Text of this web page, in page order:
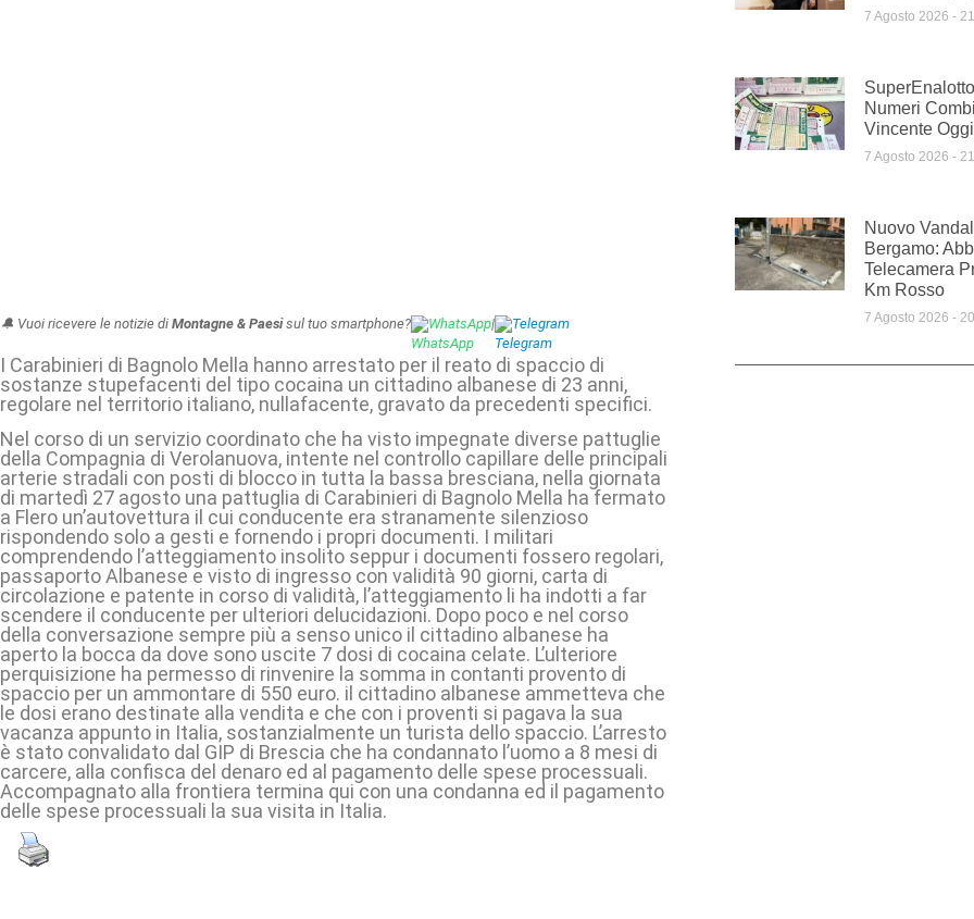
🔔 Vuoi ricevere le notizie di Montagne & Paesisul tuo smartphone? WhatsApp| Telegram
I Carabinieri di Bagnolo Mella hanno arrestato per il reato di spaccio di
sostanze stupefacenti del tipo cocaina un cittadino albanese di 23 anni,
regolare nel territorio italiano, nullafacente, gravato da precedenti specifici.
Nel corso di un servizio coordinato che ha visto impegnate diverse pattuglie
della Compagnia di Verolanuova, intente nel controllo capillare delle principali
arterie stradali con posti di blocco in tutta la bassa bresciana, nella giornata
di martedì 27 agosto una pattuglia di Carabinieri di Bagnolo Mella ha fermato
a Flero un’autovettura il cui conducente era stranamente silenzioso
rispondendo solo a gesti e fornendo i propri documenti. I militari
comprendendo l’atteggiamento insolito seppur i documenti fossero regolari,
passaporto Albanese e visto di ingresso con validità 90 giorni, carta di
circolazione e patente in corso di validità, l’atteggiamento li ha indotti a far
scendere il conducente per ulteriori delucidazioni. Dopo poco e nel corso
della conversazione sempre più a senso unico il cittadino albanese ha
aperto la bocca da dove sono uscite 7 dosi di cocaina celate. L’ulteriore
perquisizione ha permesso di rinvenire la somma in contanti provento di
spaccio per un ammontare di 550 euro. il cittadino albanese ammetteva che
le dosi erano destinate alla vendita e che con i proventi si pagava la sua
vacanza appunto in Italia, sostanzialmente un turista dello spaccio. L’arresto
è stato convalidato dal GIP di Brescia che ha condannato l’uomo a 8 mesi di
carcere, alla confisca del denaro ed al pagamento delle spese processuali.
Accompagnato alla frontiera termina qui con una condanna ed il pagamento
delle spese processuali la sua visita in Italia.
7 Agosto 2026
Numeri
Vincente
7 Agosto 2026
Nuovo
Bergamo:
Telecamera
Km Rosso
7 Agosto 2026